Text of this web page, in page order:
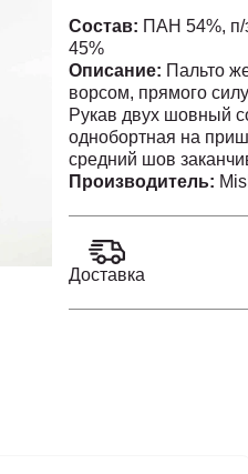
Состав: ПАН 54%, п/
45%
Описание: Пальто
ворсом, прямого
Рукав двух шовный
однобортная на
средний шов
Производитель:
Доставка